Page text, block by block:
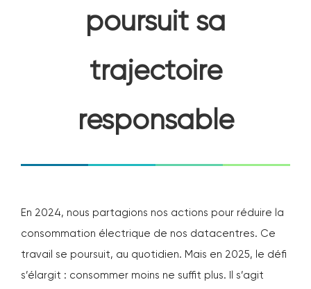
CONTACT
poursuit sa
trajectoire
responsable
En 2024, nous partagions nos actions pour réduire la
consommation électrique de nos datacentres. Ce
travail se poursuit, au quotidien. Mais en 2025, le défi
s’élargit : consommer moins ne suffit plus. Il s’agit